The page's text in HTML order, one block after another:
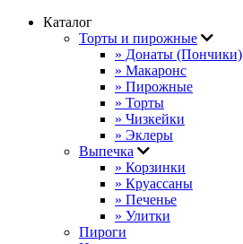
Каталог
Торты и пирожные
» Донаты (Пончики)
» Макаронс
» Пирожные
» Торты
» Чизкейки
» Эклеры
Выпечка
» Корзинки
» Круассаны
» Печенье
» Улитки
Пироги